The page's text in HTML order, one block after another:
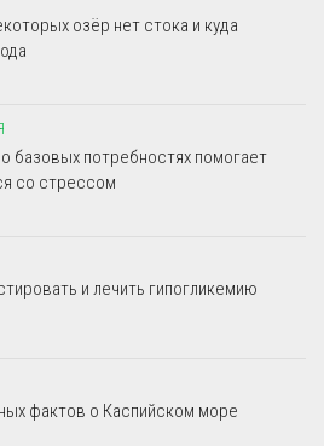
озёр нет стока и куда
базовых потребностях помогает
со стрессом
и лечить гипогликемию
фактов о Каспийском море